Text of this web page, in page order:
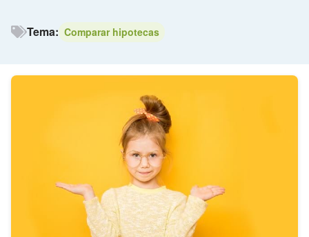
Tema: Comparar hipotecas